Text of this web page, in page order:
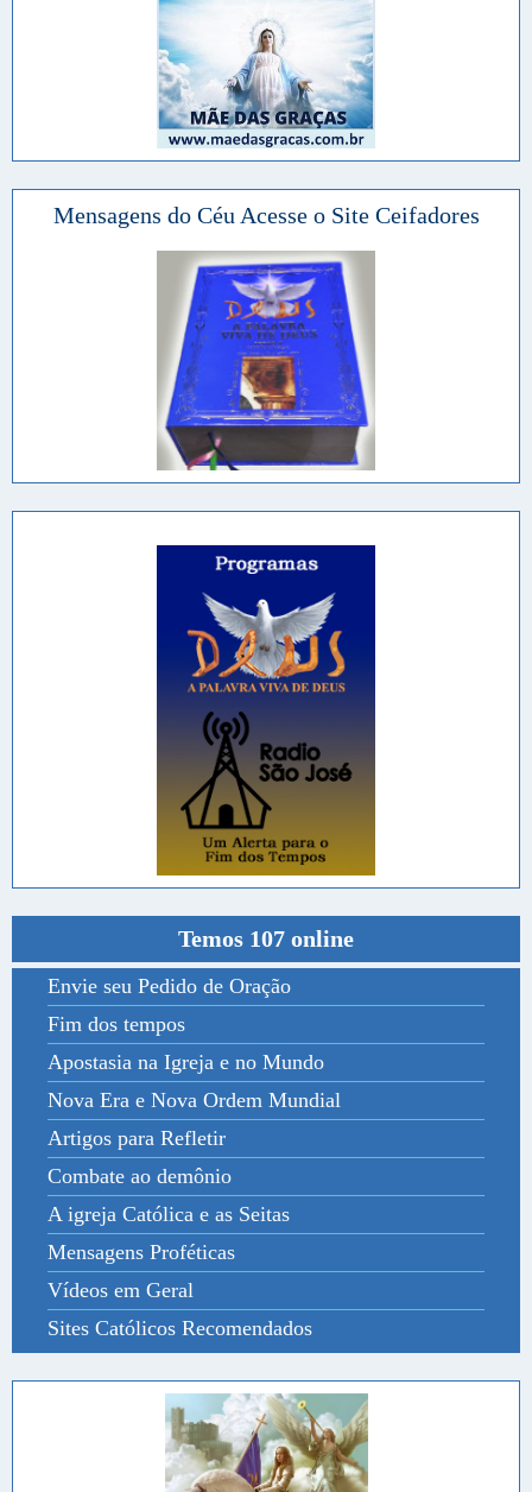
Mensagens do Céu Acesse o Site Ceifadores
Temos 107 online
Envie seu Pedido de Oração
Fim dos tempos
Apostasia na Igreja e no Mundo
Nova Era e Nova Ordem Mundial
Artigos para Refletir
Combate ao demônio
A igreja Católica e as Seitas
Mensagens Proféticas
Vídeos em Geral
Sites Católicos Recomendados